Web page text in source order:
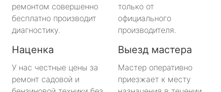
ремонтом совершенно
бесплатно производит
диагностику.
только от
официального
производителя.
Наценка
У нас честные цены за
ремонт садовой и
Выезд мастера
Мастер оперативно
приезжает к месту